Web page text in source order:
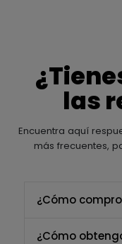
las
Encuentra aquí
más frecuentes,
¿Cómo
¿Cómo